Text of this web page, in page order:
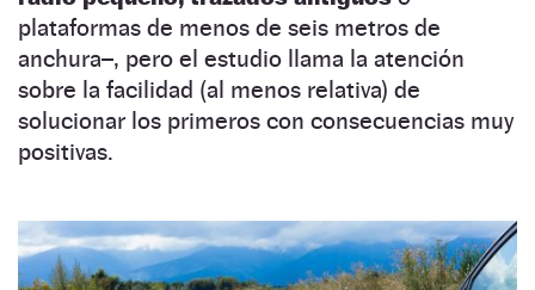
plataformas de menos de seis metros de
anchura–, pero el estudio llama la atención
sobre la facilidad (al menos relativa) de
solucionar los primeros con consecuencias muy
positivas.